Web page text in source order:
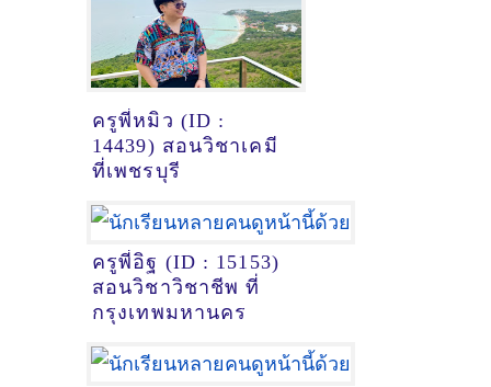
ครูพี่หมิว (ID :
14439) สอนวิชาเคมี
ที่เพชรบุรี
ครูพี่อิฐ (ID : 15153)
สอนวิชาวิชาชีพ ที่
กรุงเทพมหานคร